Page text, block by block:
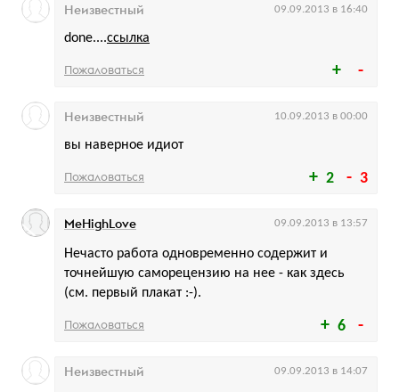
done....ссылка
Неизвестный 09.09.2013 в 16:40
Пожаловаться
2 3
вы наверное идиот
Неизвестный 10.09.2013 в 00:00
Пожаловаться
6
Нечасто работа одновременно содержит и
точнейшую саморецензию на нее - как здесь
(см. первый плакат :-).
MeHighLove 09.09.2013 в 13:57
Пожаловаться
Неизвестный 09.09.2013 в 14:07